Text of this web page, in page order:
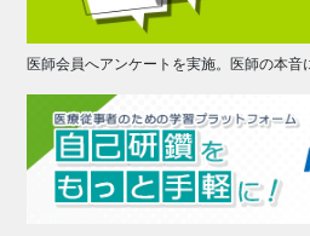
医師会員へアンケートを実施。医師の本音